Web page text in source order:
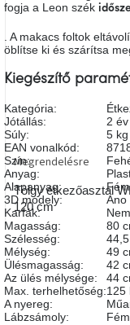
tér
Woodman
Anyák
napja
Egy
étkező,
amely
szórakoztat!
A
8.
születésnap
megünneplése
Tölgy étkezőasztal
120 cm
Megrendelésre
fogja a Leon szék
. A makacs foltok
öblítse ki és szárítsa
Kiegészítő
Kategória:
Jótállás:
2 év
Súly:
5 kg
EAN vonalkód:
Szín:
Anyag:
Alapanyag:
Fém
3D modely:
Ano
Karfák:
Nem
Magasság:
80
Szélesség:
Mélység:
49
Ülésmagasság:
42
Az ülés mélysége:
44
Max. terhelhetőség:125
A nyereg:
Lábzsámoly: